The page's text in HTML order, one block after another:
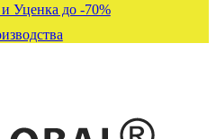
Уценка до -70%